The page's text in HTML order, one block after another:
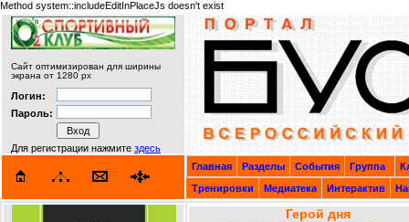
Method system::includeEditInPlaceJs doesn't exist
Сайт оптимизирован для ширины
экрана от 1280 px
Логин:
Пароль:
Для регистрации нажмите здесь
Главная
Разделы События Группа
Тренировки
Медиатека Интерактив
Герой дня